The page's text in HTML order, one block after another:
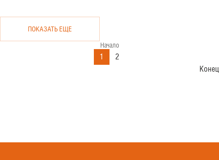
ПОКАЗАТЬ ЕЩЕ
Начало
1
2
Конец